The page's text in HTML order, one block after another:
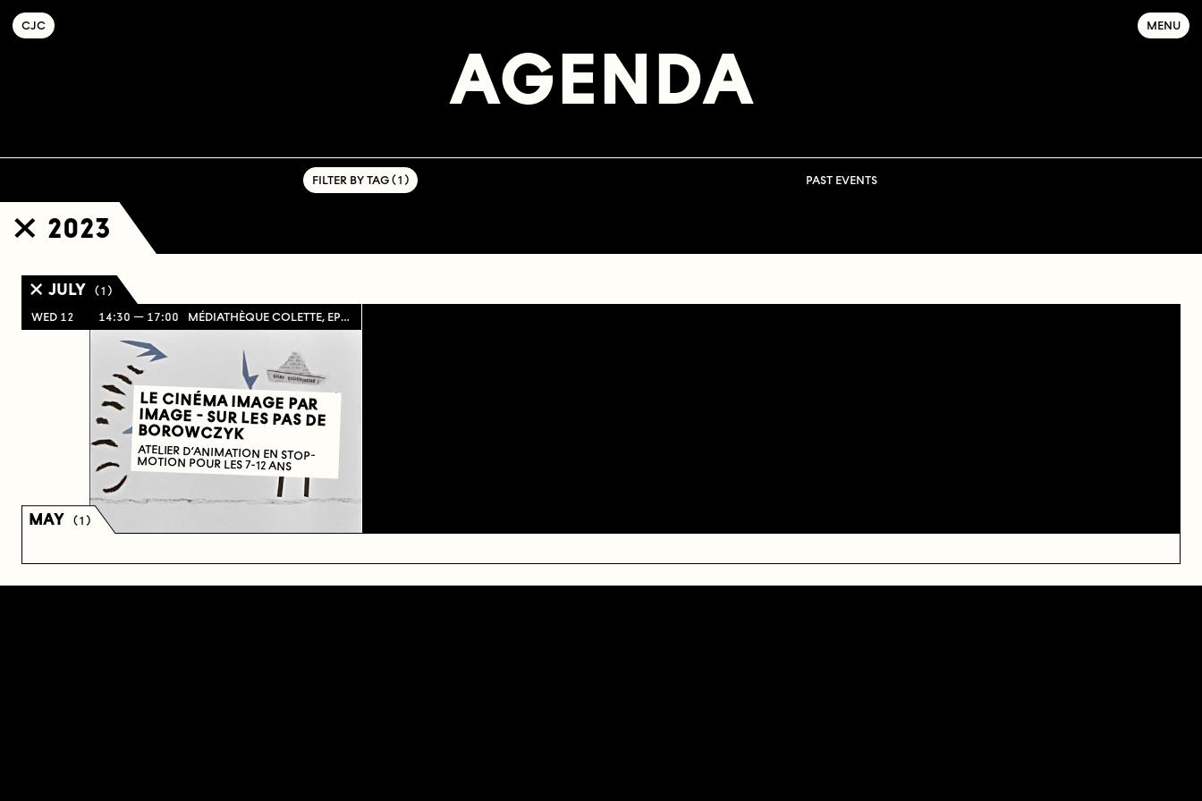
COLLECTIF
JEUNE
C INÉMA MENU
AGENDA
FILTER BY TAG ( 1 ) PAST EVENTS
2023
JULY
( 1 )
WED 12
14:30 17:00 MÉDIATHÈQUE COLETTE, EPINAY-SUR-SEINE
LE CINÉMA IMAGE PAR
IMAGE - SUR LES PAS DE
BOROWCZYK
ATELIER D’ANIMATION EN STOP-
MOTION POUR LES 7-12 ANS
MAY ( 1 )